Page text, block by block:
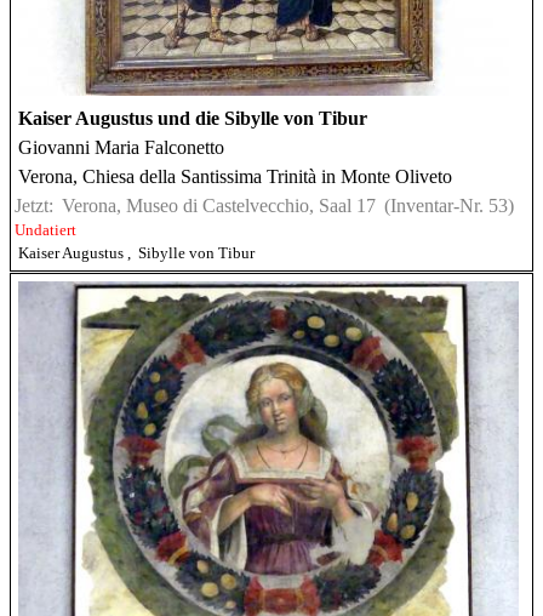
Kaiser Augustus und die Sibylle von Tibur
Giovanni Maria Falconetto
Verona, Chiesa della Santissima Trinità in Monte Oliveto
Jetzt: Verona, Museo di Castelvecchio, Saal 17 (Inventar-Nr. 53)
Undatiert
Kaiser Augustus , Sibylle von Tibur